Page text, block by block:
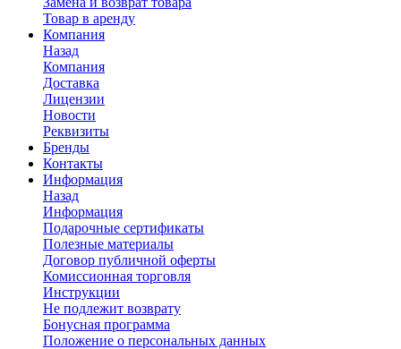
Товар в аренду
Компания
Назад
Компания
Доставка
Лицензии
Новости
Реквизиты
Бренды
Контакты
Информация
Назад
Информация
Подарочные сертификаты
Полезные материалы
Договор публичной оферты
Комиссионная торговля
Инструкции
Не подлежит возврату
Бонусная программа
Положение о персональных данных